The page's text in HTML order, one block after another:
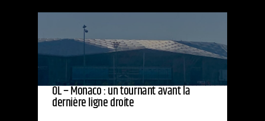
OL – Monaco : un tournant avant la
dernière ligne droite